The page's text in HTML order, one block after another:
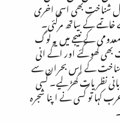
شناخت بھی اسی اخری
کے ساتھ مرگئی۔
کے نتیجے میں یہ لوگ
کھو گئے اور اگے انی
کے اس بحران سے
نظریات گھڑ لیے۔ کسی
کہا تو کسی نے اپنا شجرہ